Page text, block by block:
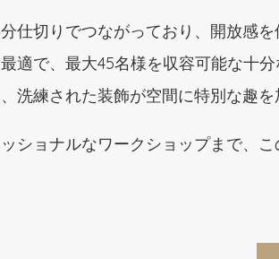
仕切りでつながっており、開放感
適で、最大45名様を収容可能な十
洗練された装飾が空間に特別な趣を
ショナルなワークショップまで、